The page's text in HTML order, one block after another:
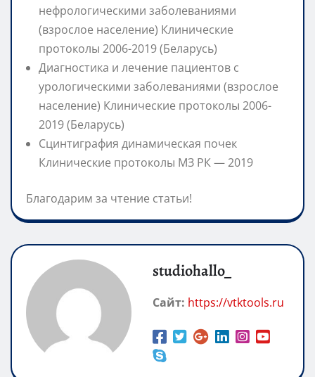
нефрологическими заболеваниями
(взрослое население) Клинические
протоколы 2006-2019 (Беларусь)
Диагностика и лечение пациентов с
урологическими заболеваниями (взрослое
население) Клинические протоколы 2006-
2019 (Беларусь)
Сцинтиграфия динамическая почек
Клинические протоколы МЗ РК — 2019
Благодарим за чтение статьи!
studiohallo_
Сайт: https://vtktools.ru